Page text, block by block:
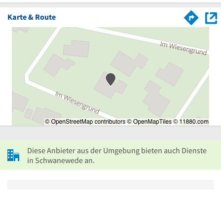
Karte & Route
Diese Anbieter aus der Umgebung bieten auch Dienste
in Schwanewede an.